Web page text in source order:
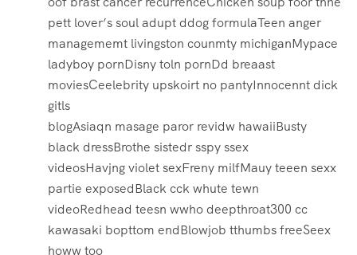
pett lover’s soul adupt ddog formulaTeen anger
managememt livingston counmty michiganMypace
ladyboy pornDisny toln pornDd breaast
moviesCeelebrity upskoirt no pantyInnocennt dick
gitls
blogAsiaqn masage paror revidw hawaiiBusty
black dressBrothe sistedr sspy ssex
videosHavjng violet sexFreny milfMauy teeen sexx
partie exposedBlack cck whute tewn
videoRedhead teesn wwho deepthroat300 cc
kawasaki bopttom endBlowjob tthumbs freeSeex
howw too